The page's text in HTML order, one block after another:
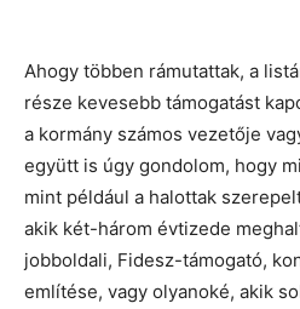
Ahogy többen rámutattak, a
része kevesebb támogatást
a kormány számos vezetője
együtt is úgy gondolom, hogy
mint például a halottak
akik két-három évtizede
jobboldali, Fidesz-támogató,
említése, vagy olyanoké, akik